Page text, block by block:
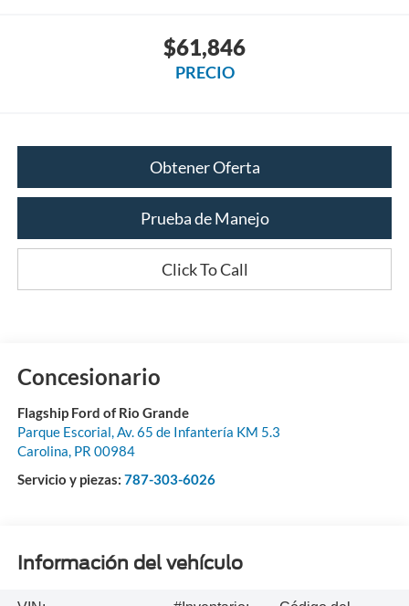
$61,846
PRECIO
Obtener Oferta
Prueba de Manejo
Click To Call
Concesionario
Flagship Ford of Rio Grande
Parque Escorial, Av. 65 de Infantería KM 5.3
Carolina, PR 00984
Servicio y piezas: 787-303-6026
Información del vehículo